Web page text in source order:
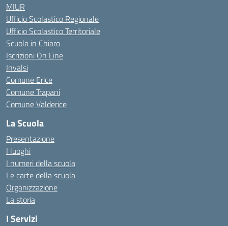
MIUR
Ufficio Scolastico Regionale
Ufficio Scolastico Territoriale
Scuola in Chiaro
Iscrizioni On Line
Invalsi
Comune Erice
Comune Trapani
Comune Valderice
La Scuola
Presentazione
I luoghi
I numeri della scuola
Le carte della scuola
Organizzazione
La storia
I Servizi